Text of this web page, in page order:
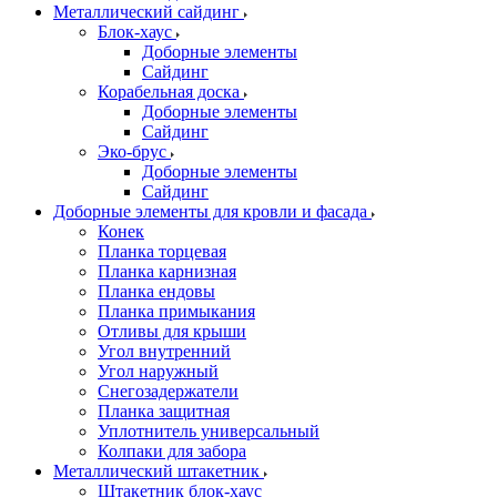
Металлический сайдинг
Блок-хаус
Доборные элементы
Сайдинг
Корабельная доска
Доборные элементы
Сайдинг
Эко-брус
Доборные элементы
Сайдинг
Доборные элементы для кровли и фасада
Конек
Планка торцевая
Планка карнизная
Планка ендовы
Планка примыкания
Отливы для крыши
Угол внутренний
Угол наружный
Снегозадержатели
Планка защитная
Уплотнитель универсальный
Колпаки для забора
Металлический штакетник
Штакетник блок-хаус